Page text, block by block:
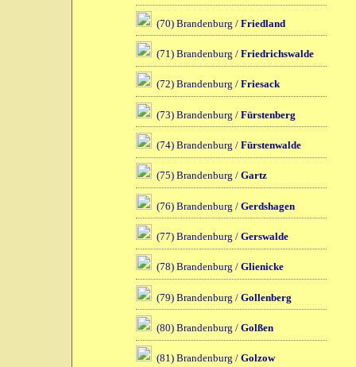
(70) Brandenburg / Friedland
(71) Brandenburg / Friedrichswalde
(72) Brandenburg / Friesack
(73) Brandenburg / Fürstenberg
(74) Brandenburg / Fürstenwalde
(75) Brandenburg / Gartz
(76) Brandenburg / Gerdshagen
(77) Brandenburg / Gerswalde
(78) Brandenburg / Glienicke
(79) Brandenburg / Gollenberg
(80) Brandenburg / Golßen
(81) Brandenburg / Golzow